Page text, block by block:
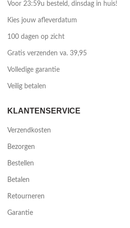
Voor 23:59u besteld, dinsdag in huis!
Kies jouw afleverdatum
100 dagen op zicht
Gratis verzenden va. 39,95
Volledige garantie
Veilig betalen
KLANTENSERVICE
Verzendkosten
Bezorgen
Bestellen
Betalen
Retourneren
Garantie